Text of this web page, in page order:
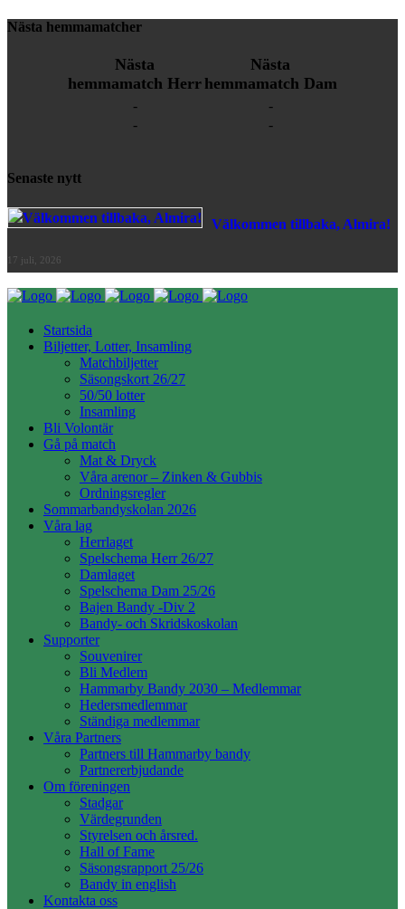
Nästa hemmamatcher
Nästa
hemmamatch Herr
-
-
Nästa
hemmamatch Dam
-
-
Senaste nytt
Välkommen tillbaka, Almira!
17 juli, 2026
Startsida
Biljetter, Lotter, Insamling
Matchbiljetter
Säsongskort 26/27
50/50 lotter
Insamling
Bli Volontär
Gå på match
Mat & Dryck
Våra arenor – Zinken & Gubbis
Ordningsregler
Sommarbandyskolan 2026
Våra lag
Herrlaget
Spelschema Herr 26/27
Damlaget
Spelschema Dam 25/26
Bajen Bandy -Div 2
Bandy- och Skridskoskolan
Supporter
Souvenirer
Bli Medlem
Hammarby Bandy 2030 – Medlemmar
Hedersmedlemmar
Ständiga medlemmar
Våra Partners
Partners till Hammarby bandy
Partnererbjudande
Om föreningen
Stadgar
Värdegrunden
Styrelsen och årsred.
Hall of Fame
Säsongsrapport 25/26
Bandy in english
Kontakta oss